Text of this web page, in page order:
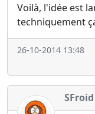
Voilà, l'idée est
techniquement
26-10-2014 13:48
SFroid